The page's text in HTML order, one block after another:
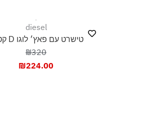
diesel
טישרט עם פאץ׳ לוגו D קטן...
₪320
₪224.00